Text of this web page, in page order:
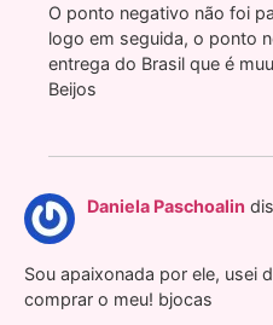
O ponto negativo não foi
logo em seguida, o ponto
entrega do Brasil que é
Beijos
Daniela Paschoalin
Sou apaixonada por ele, usei
comprar o meu! bjocas